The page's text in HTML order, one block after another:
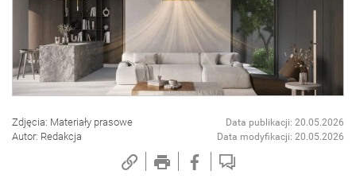
Zdjęcia: Materiały prasowe
Autor: Redakcja
Data publikacji: 20.05.2026
Data modyfikacji: 20.05.2026